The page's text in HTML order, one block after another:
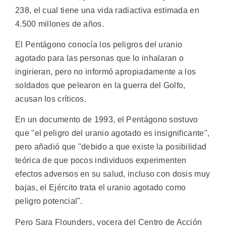
238, el cual tiene una vida radiactiva estimada en
4.500 millones de años.
El Pentágono conocía los peligros del uranio
agotado para las personas que lo inhalaran o
ingirieran, pero no informó apropiadamente a los
soldados que pelearon en la guerra del Golfo,
acusan los críticos.
En un documento de 1993, el Pentágono sostuvo
que "el peligro del uranio agotado es insignificante",
pero añadió que "debido a que existe la posibilidad
teórica de que pocos individuos experimenten
efectos adversos en su salud, incluso con dosis muy
bajas, el Ejército trata el uranio agotado como
peligro potencial".
Pero Sara Flounders, vocera del Centro de Acción